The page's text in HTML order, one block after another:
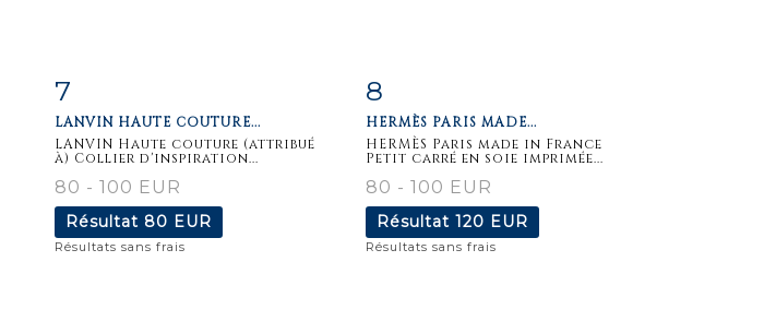
7
LANVIN HAUTE COUTURE...
LANVIN Haute couture (attribué
à) Collier d'inspiration...
80 - 100 EUR
Résultat 80 EUR
Résultats sans frais
détaillée
8
HERMÈS PARIS MADE...
HERMÈS Paris made in France
Petit carré en soie imprimée...
80 - 100 EUR
Résultat 120 EUR
Résultats sans frais